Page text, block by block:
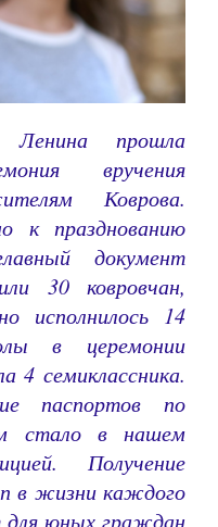
прошла
вручения
Коврова.
к празднованию
документ
30 ковровчан,
исполнилось 14
в церемонии
4 семиклассника.
паспортов по
стало в нашем
Получение
в жизни каждого
для юных граждан